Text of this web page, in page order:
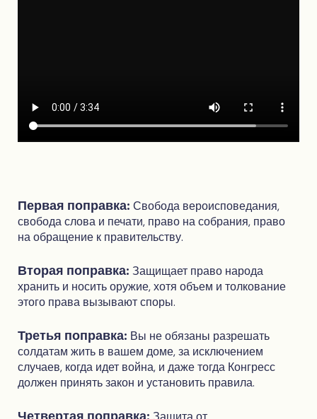
Первая поправка:Свобода вероисповедания,
свобода слова и печати, право на собрания, право
на обращение к правительству.
Вторая поправка: Защищает право народа
хранить и носить оружие, хотя объем и толкование
этого права вызывают споры.
Третья поправка: Вы не обязаны разрешать
солдатам жить в вашем доме, за исключением
случаев, когда идет война, и даже тогда Конгресс
должен принять закон и установить правила.